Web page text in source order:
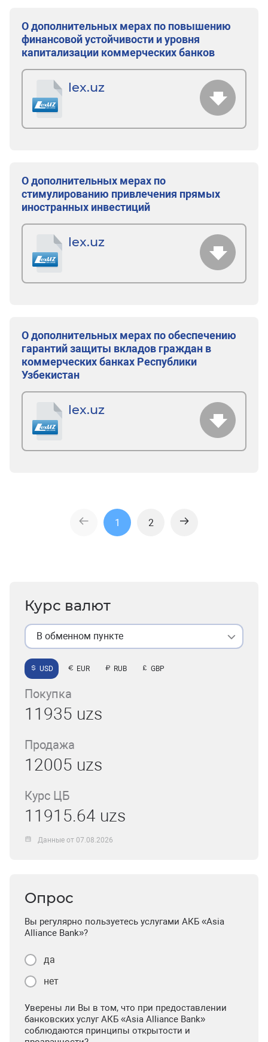
О дополнительных мерах по повышению
финансовой устойчивости и уровня
капитализации коммерческих банков
lex.uz
О дополнительных мерах по
стимулированию привлечения прямых
иностранных инвестиций
lex.uz
О дополнительных мерах по обеспечению
гарантий защиты вкладов граждан в
коммерческих банках Республики
Узбекистан
lex.uz
1 2
Курс валют
В обменном пункте
USD EUR RUB GBP
Покупка
11935 uzs
Продажа
12005 uzs
Курс ЦБ
11915.64 uzs
Данные от 07.08.2026
Опрос
Вы регулярно пользуетесь услугами АКБ «Asia
Alliance Bank»?
да
нет
Уверены ли Вы в том, что при предоставлении
банковских услуг АКБ «Asia Alliance Bank»
соблюдаются принципы открытости и